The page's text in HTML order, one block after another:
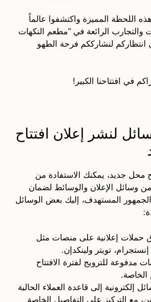
اللحظة المميزة واكتشفوا عالماً
والتجارب الرائعة في “مطعم النكهات
انتظاركم لنشارككم فرحة الطهو
في افتتاحنا الكبير!
لنشر إعلان افتتاح
محل جديد، يمكنك الاستفادة من
وسائل الإعلان والوسائط لضمان
المستهدف، إليك بعض الوسائل
حملات إعلانية على منصات مثل
تويتر ولينكدإن.
مدفوعة للترويج لفترة الافتتاح
إلكترونية إلى قاعدة العملاء الحالية
مع التركيز على التفاصيل الخاصة